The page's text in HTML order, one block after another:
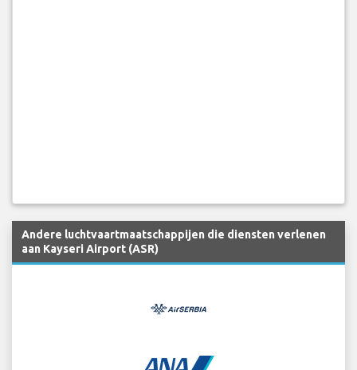
Andere luchtvaartmaatschappijen die diensten verlenen
aan Kayseri Airport (ASR)